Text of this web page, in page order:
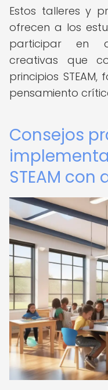
Estos talleres y
ofrecen a los
participar en
creativas que
principios
pensamiento
Consejos
STEAM con